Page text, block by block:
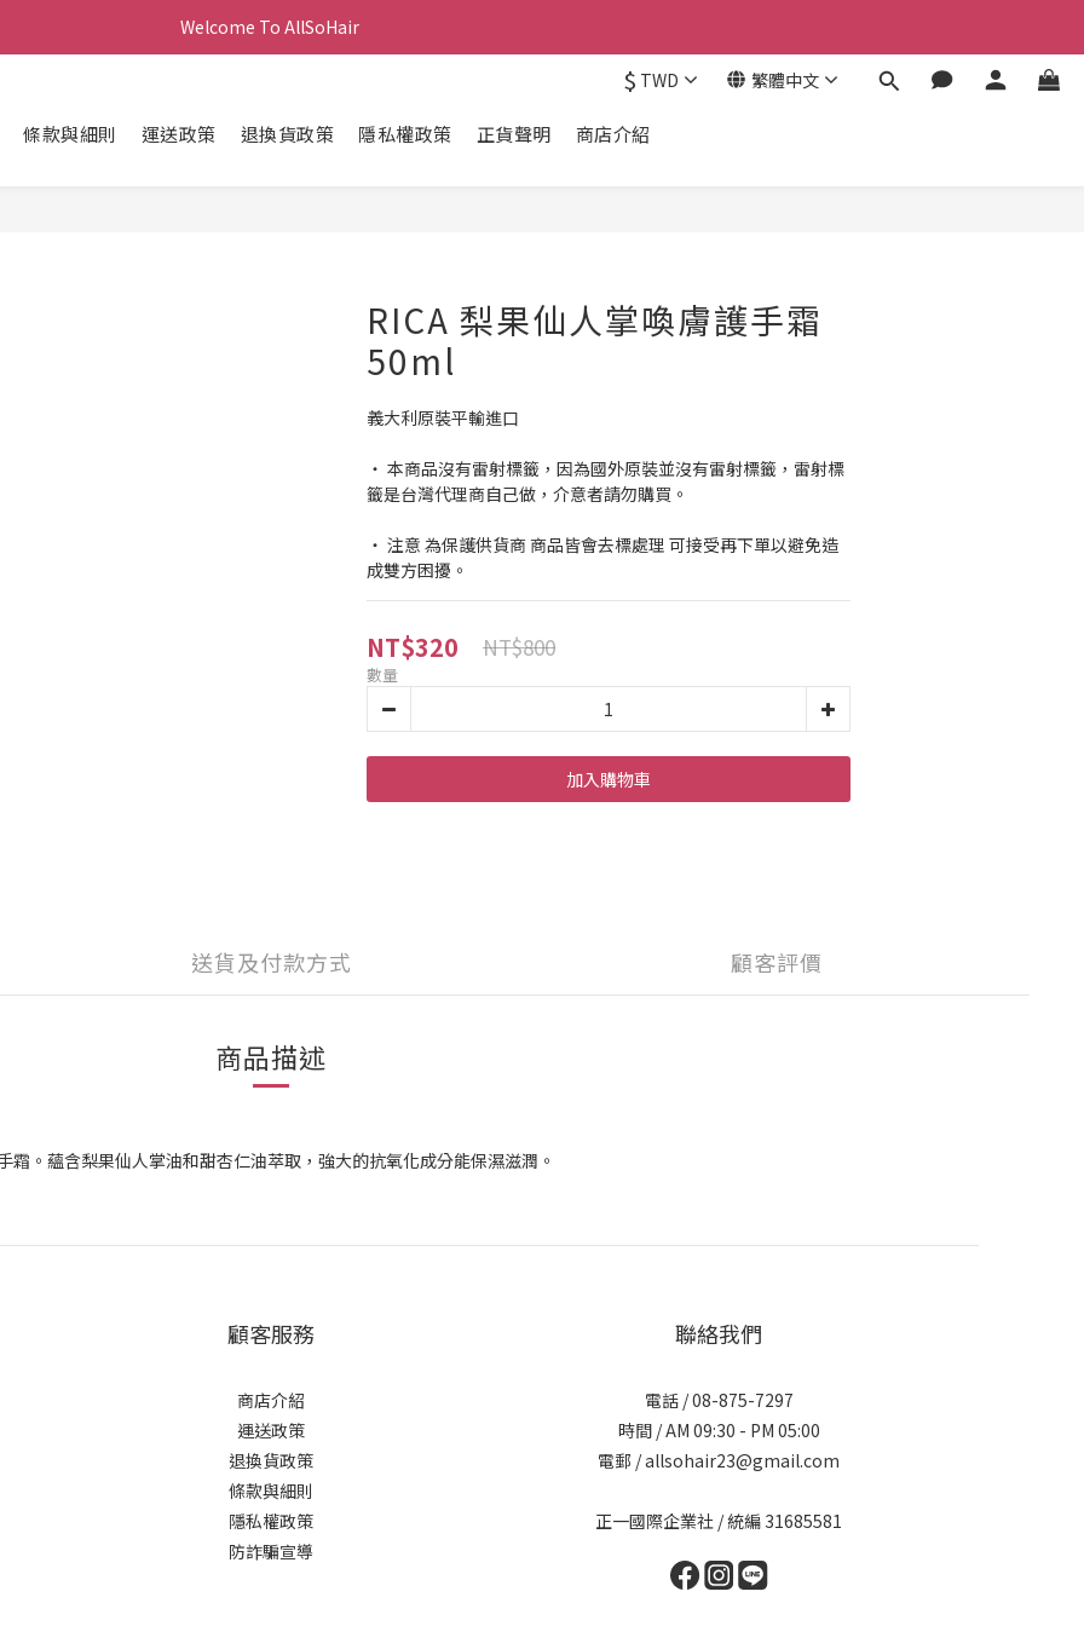
Welcome To AllSoHair
$ TWD 繁體中文
條款與細則 運送政策 退換貨政策 隱私權政策 正貨聲明 商店介紹
RICA 梨果仙人掌喚膚護手霜
50ml
義大利原裝平輸進口
‧ 本商品沒有雷射標籤，因為國外原裝並沒有雷射標籤，雷射標
籤是台灣代理商自己做，介意者請勿購買。
‧ 注意 為保護供貨商 商品皆會去標處理 可接受再下單以避免造
成雙方困擾。
NT$320 NT$800
數量
加入購物車
送貨及付款方式 顧客評價
商品描述
。蘊含梨果仙人掌油和甜杏仁油萃取，強大的抗氧化成分能保濕滋潤。
顧客服務
商店介紹
運送政策
退換貨政策
條款與細則
隱私權政策
防詐騙宣導
聯絡我們
電話 / 08-875-7297
時間 / AM 09:30 - PM 05:00
電郵 / allsohair23@gmail.com
正一國際企業社 / 統編 31685581